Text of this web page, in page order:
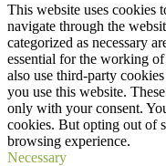
This website uses cookies
navigate through the
categorized as necessary
essential for the working
also use third-party
you use this website.
only with your consent.
cookies. But opting out of
browsing experience.
Necessary